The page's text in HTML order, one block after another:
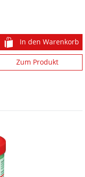
In den Warenkorb
Zum Produkt